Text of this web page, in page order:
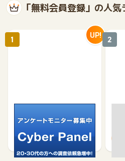
「無料会員登録」の人
500 750
1 UP!
京
2